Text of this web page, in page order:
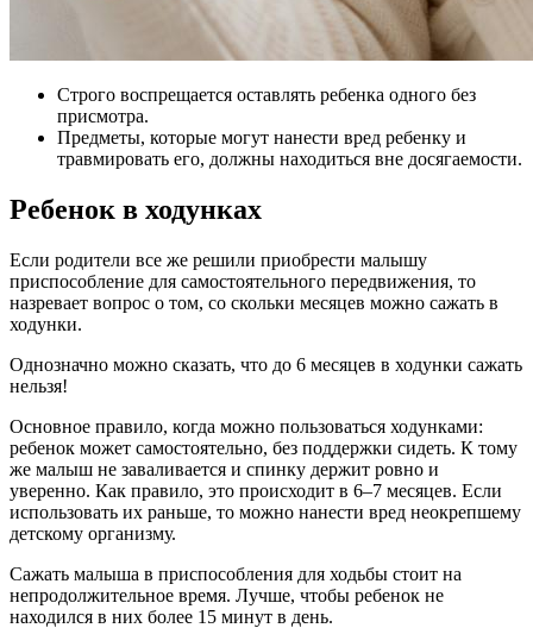
Строго воспрещается оставлять ребенка одного без
присмотра.
Предметы, которые могут нанести вред ребенку и
травмировать его, должны находиться вне досягаемости.
Ребенок в ходунках
Если родители все же решили приобрести малышу
приспособление для самостоятельного передвижения, то
назревает вопрос о том, со скольки месяцев можно сажать в
ходунки.
Однозначно можно сказать, что до 6 месяцев в ходунки сажать
нельзя!
Основное правило, когда можно пользоваться ходунками:
ребенок может самостоятельно, без поддержки сидеть. К тому
же малыш не заваливается и спинку держит ровно и
уверенно. Как правило, это происходит в 6–7 месяцев. Если
использовать их раньше, то можно нанести вред неокрепшему
детскому организму.
Сажать малыша в приспособления для ходьбы стоит на
непродолжительное время. Лучше, чтобы ребенок не
находился в них более 15 минут в день.